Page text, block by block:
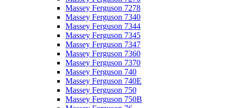
Massey Ferguson 7278
Massey Ferguson 7340
Massey Ferguson 7344
Massey Ferguson 7345
Massey Ferguson 7347
Massey Ferguson 7360
Massey Ferguson 7370
Massey Ferguson 740
Massey Ferguson 740E
Massey Ferguson 750
Massey Ferguson 750B